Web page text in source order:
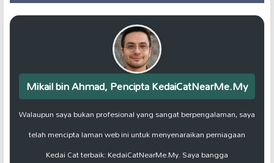
Mikail bin Ahmad, Pencipta KedaiCatNearMe.My
Walaupun saya bukan profesional yang sangat berpengalaman, saya
telah mencipta laman web ini untuk menyenaraikan perniagaan
Kedai Cat terbaik: KedaiCatNearMe.My. Saya bangga